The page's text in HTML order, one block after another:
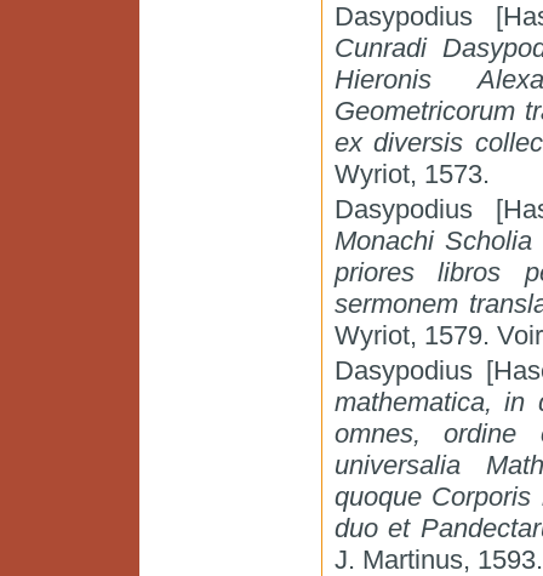
Dasypodius
Cunradi
Hieronis
Geometricorum
ex diversis
Wyriot, 1573.
Dasypodius
Monachi
priores libros
sermonem
Wyriot, 1579.
Dasypodius
mathematica, in
omnes, ordine
universalia
quoque
duo et
J. Martinus,